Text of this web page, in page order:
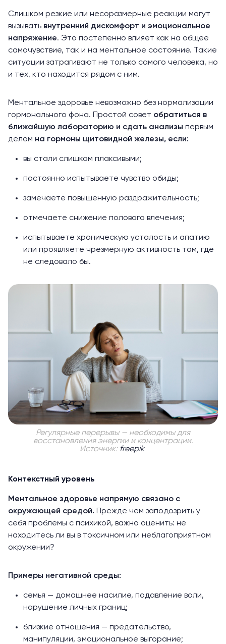
Слишком резкие или несоразмерные реакции могут
вызывать внутренний дискомфорт и эмоциональное
напряжение. Это постепенно влияет как на общее
самочувствие, так и на ментальное состояние. Такие
ситуации затрагивают не только самого человека, но
и тех, кто находится рядом с ним.
Ментальное здоровье невозможно без нормализации
гормонального фона. Простой совет обратиться в
ближайшую лабораторию и сдать анализы первым
делом на гормоны щитовидной железы, если:
вы стали слишком плаксивыми;
постоянно испытываете чувство обиды;
замечаете повышенную раздражительность;
отмечаете снижение полового влечения;
испытываете хроническую усталость и апатию
или проявляете чрезмерную активность там, где
не следовало бы.
Регулярные перерывы — необходимы для
восстановления энергии и концентрации.
Источник: freepik
Контекстный уровень
Ментальное здоровье напрямую связано с
окружающей средой.
Прежде чем заподозрить у
себя проблемы с психикой, важно оценить: не
находитесь ли вы в токсичном или неблагоприятном
окружении?
Примеры негативной среды:
семья — домашнее насилие, подавление воли,
нарушение личных границ;
близкие отношения — предательство,
манипуляции, эмоциональное выгорание;